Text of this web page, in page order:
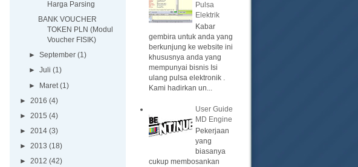
Harga Parsing
BANK VOUCHER
TOKEN PLN (Modul
Voucher FISIK)
► September (1)
► Juli (1)
► Maret (1)
► 2016 (4)
► 2015 (4)
► 2014 (3)
► 2013 (18)
► 2012 (42)
Pulsa
Elektrik
Kabar
gembira untuk anda yang
berkunjung ke website ini
khususnya anda yang
mempunyai bisnis Isi
ulang pulsa elektronik .
Kami hadirkan un...
User Guide
MD Engine
Pekerjaan
yang
biasanya
cukup membosankan